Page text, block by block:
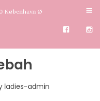
København Ø
ladies-admin